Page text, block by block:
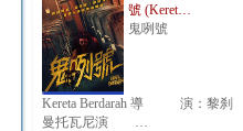
號 (Keret…
鬼咧號
Kereta Berdarah 導 演：黎刹
曼托瓦尼演 …